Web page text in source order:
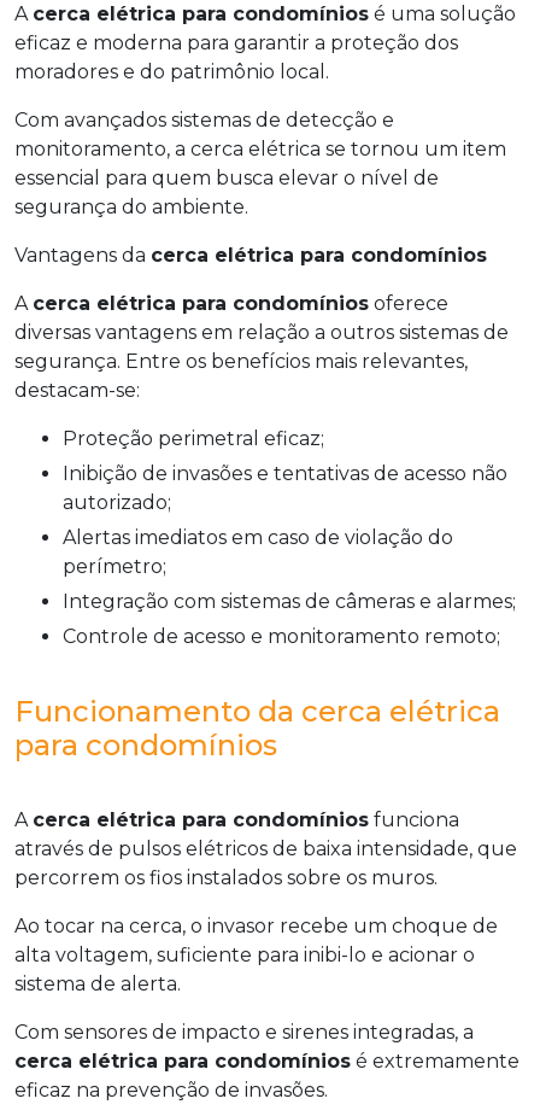
A cerca elétrica para condomínios é uma solução
eficaz e moderna para garantir a proteção dos
moradores e do patrimônio local.
Com avançados sistemas de detecção e
monitoramento, a cerca elétrica se tornou um item
essencial para quem busca elevar o nível de
segurança do ambiente.
Vantagens da cerca elétrica para condomínios
A cerca elétrica para condomínios oferece
diversas vantagens em relação a outros sistemas de
segurança. Entre os benefícios mais relevantes,
destacam-se:
Proteção perimetral eficaz;
Inibição de invasões e tentativas de acesso não
autorizado;
Alertas imediatos em caso de violação do
perímetro;
Integração com sistemas de câmeras e alarmes;
Controle de acesso e monitoramento remoto;
Funcionamento da cerca elétrica
para condomínios
A cerca elétrica para condomínios funciona
através de pulsos elétricos de baixa intensidade, que
percorrem os fios instalados sobre os muros.
Ao tocar na cerca, o invasor recebe um choque de
alta voltagem, suficiente para inibi-lo e acionar o
sistema de alerta.
Com sensores de impacto e sirenes integradas, a
cerca elétrica para condomínios é extremamente
eficaz na prevenção de invasões.